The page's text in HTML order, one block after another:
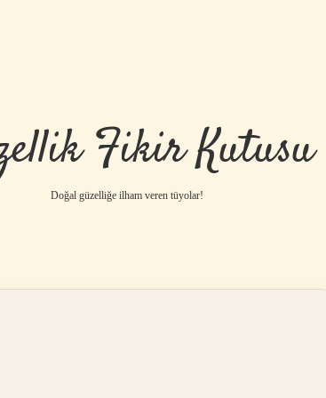
Fikir Kutusu
Doğal güzelliğe ilham veren tüyolar!